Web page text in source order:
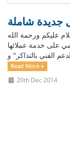
جديدة شاملة
عليكم ورحمة الله
على خدمة عملائها
Read More »
20th Dec 2014